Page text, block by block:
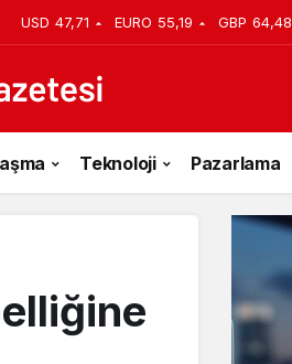
USD 47,71 EURO 55,19 GBP 64,48
Teknoloji Pazarlama